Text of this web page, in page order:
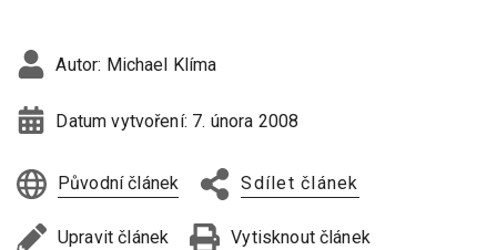
Autor: Michael Klíma
Datum vytvoření: 7. února 2008
Původní článek Sdílet článek
Upravit článek Vytisknout článek